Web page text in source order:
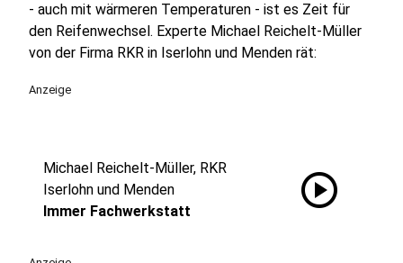
- auch mit wärmeren Temperaturen - ist es Zeit für
den Reifenwechsel. Experte Michael Reichelt-Müller
von der Firma RKR in Iserlohn und Menden rät:
Anzeige
Michael Reichelt-Müller, RKR
Iserlohn und Menden
Immer Fachwerkstatt
play_circle